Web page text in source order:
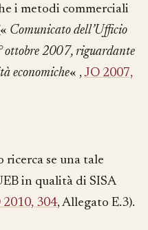
i metodi commerciali
Comunicato dell’Ufficio
ottobre 2007, riguardante
economiche« ,JO 2007,
se una tale
in qualità di SISA
2010, 304, Allegato E.3).